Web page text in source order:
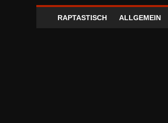
RAPTASTISCH ALLGEMEIN